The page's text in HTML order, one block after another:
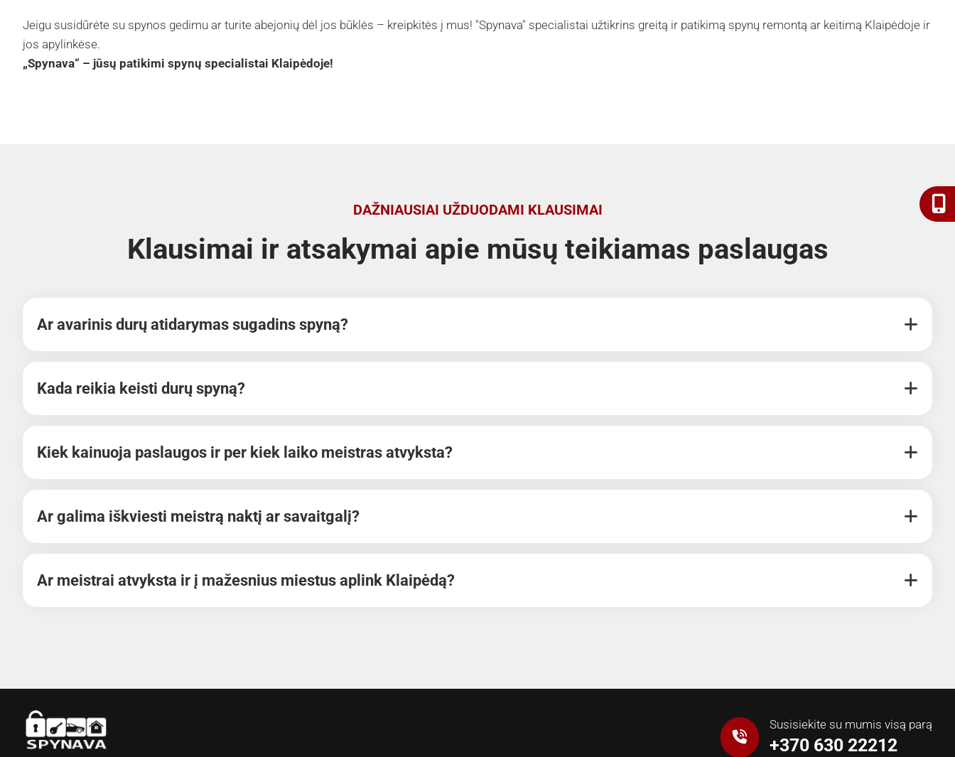
Jeigu susidūrėte su spynos gedimu ar turite abejonių dėl jos būklės – kreipkitės į mus! "Spynava" specialistai užtikrins greitą ir patikimą spynų remontą ar keitimą Klaipėdoje ir
jos apylinkėse.
„Spynava“ – jūsų patikimi spynų specialistai Klaipėdoje!
DAŽNIAUSIAI UŽDUODAMI KLAUSIMAI
Klausimai ir atsakymai apie mūsų teikiamas paslaugas
Ar avarinis durų atidarymas sugadins spyną?
Kada reikia keisti durų spyną?
Kiek kainuoja paslaugos ir per kiek laiko meistras atvyksta?
Ar galima iškviesti meistrą naktį ar savaitgalį?
Ar meistrai atvyksta ir į mažesnius miestus aplink Klaipėdą?
Susisiekite su mumis visą parą
+370 630 22212